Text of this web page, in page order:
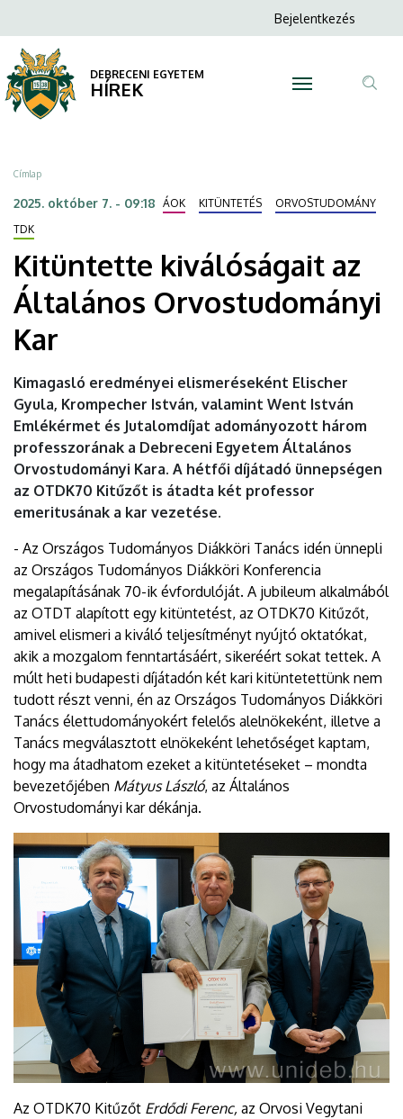
kiválóságait
az
Általános
Orvostudományi
Kar
DEBRECENI
EGYETEM
a
tartalomra
Anonim
menüje
Bejelentkezés
DEBRECENI EGYETEM
HÍREK
Morzsa
Címlap
2025. október 7. - 09:18 ÁOK KITÜNTETÉS
ORVOSTUDOMÁNY
TDK
Kitüntette kiválóságait az
Általános Orvostudományi
Kar
Kimagasló eredményei elismeréseként Elischer
Gyula, Krompecher István, valamint Went István
Emlékérmet és Jutalomdíjat adományozott három
professzorának a Debreceni Egyetem Általános
Orvostudományi Kara. A hétfői díjátadó ünnepségen
az OTDK70 Kitűzőt is átadta két professor
emeritusának a kar vezetése.
- Az Országos Tudományos Diákköri Tanács idén ünnepli
az Országos Tudományos Diákköri Konferencia
megalapításának 70-ik évfordulóját. A jubileum alkalmából
az OTDT alapított egy kitüntetést, az OTDK70 Kitűzőt,
amivel elismeri a kiváló teljesítményt nyújtó oktatókat,
akik a mozgalom fenntartásáért, sikeréért sokat tettek. A
múlt heti budapesti díjátadón két kari kitüntetettünk nem
tudott részt venni, én az Országos Tudományos Diákköri
Tanács élettudományokért felelős alelnökeként, illetve a
Tanács megválasztott elnökeként lehetőséget kaptam,
hogy ma átadhatom ezeket a kitüntetéseket – mondta
bevezetőjében Mátyus László, az Általános
Orvostudományi kar dékánja.
Az OTDK70 Kitűzőt Erdődi Ferenc, az Orvosi Vegytani